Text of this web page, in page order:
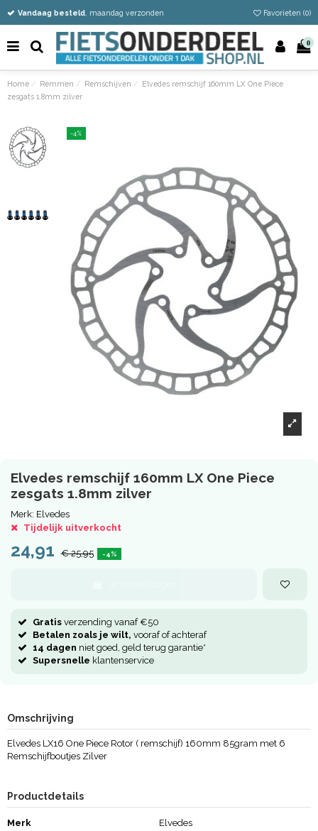
Vandaag besteld, maandag verzonden
Gratis verzending vanaf €50
Eenvoudig retour Favorieten (0)
0
Home Remmen Remschijven
Elvedes remschijf 160mm LX One Piece
zesgats 1.8mm zilver
-4%
Elvedes remschijf 160mm LX One Piece
zesgats 1.8mm zilver
Merk: Elvedes
Tijdelijk uitverkocht
24,91 € 25,95 -4%
Gratis verzending vanaf €50
Betalen zoals je wilt, vooraf of achteraf
14 dagen niet goed, geld terug garantie*
Supersnelle klantenservice
Omschrijving
Elvedes LX16 One Piece Rotor ( remschijf) 160mm 85gram met 6
Remschijfboutjes Zilver
Productdetails
Merk Elvedes